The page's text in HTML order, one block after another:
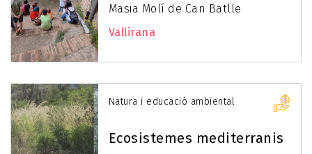
Masia Molí de Can Batlle
Vallirana
Natura i educació ambiental
Ecosistemes mediterranis